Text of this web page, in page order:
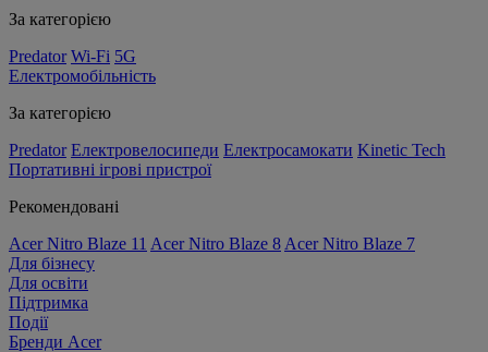
За категорією
Predator Wi-Fi 5G
Електромобільність
За категорією
Predator Електровелосипеди Електросамокати Kinetic Tech
Портативні ігрові пристрої
Рекомендовані
Acer Nitro Blaze 11 Acer Nitro Blaze 8 Acer Nitro Blaze 7
Для бізнесу
Для освіти
Підтримка
Події
Бренди Acer